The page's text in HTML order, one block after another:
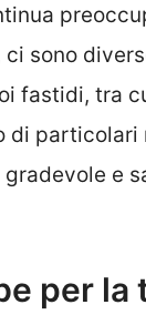
sono
fastidi, tra
di
gradevole e
per